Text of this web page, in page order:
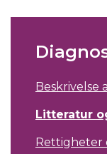
Beskrivelse
Litteratur
Rettigheter